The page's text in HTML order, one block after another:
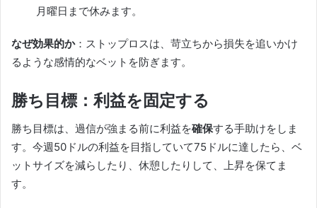
月曜日まで休みます。
なぜ効果的か：ストップロスは、苛立ちから損失を追いかけ
るような感情的なベットを防ぎます。
勝ち目標：利益を固定する
勝ち目標は、過信が強まる前に利益を確保する手助けをしま
す。今週50ドルの利益を目指していて75ドルに達したら、ベ
ットサイズを減らしたり、休憩したりして、上昇を保てま
す。